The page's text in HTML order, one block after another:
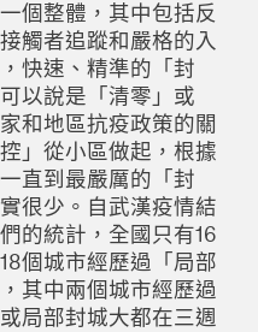
個整體，其中包括反
觸者追蹤和嚴格的入
快速、精準的「封
以說是「清零」或
和地區抗疫政策的關
」從小區做起，根據
直到最嚴厲的「封
很少。自武漢疫情結
的統計，全國只有16
個城市經歷過「局部
其中兩個城市經歷過
局部封城大都在三週